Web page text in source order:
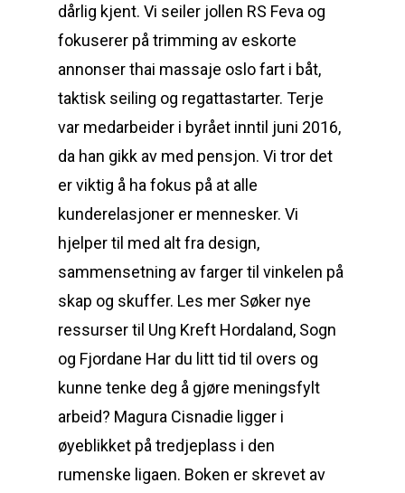
dårlig kjent. Vi seiler jollen RS Feva og
fokuserer på trimming av eskorte
annonser thai massaje oslo fart i båt,
taktisk seiling og regattastarter. Terje
var medarbeider i byrået inntil juni 2016,
da han gikk av med pensjon. Vi tror det
er viktig å ha fokus på at alle
kunderelasjoner er mennesker. Vi
hjelper til med alt fra design,
sammensetning av farger til vinkelen på
skap og skuffer. Les mer Søker nye
ressurser til Ung Kreft Hordaland, Sogn
og Fjordane Har du litt tid til overs og
kunne tenke deg å gjøre meningsfylt
arbeid? Magura Cisnadie ligger i
øyeblikket på tredjeplass i den
rumenske ligaen. Boken er skrevet av